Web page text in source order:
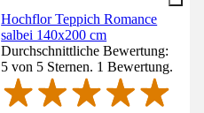
Hochflor Teppich Romance
salbei 140x200 cm
Durchschnittliche Bewertung:
5 von 5 Sternen. 1 Bewertung.